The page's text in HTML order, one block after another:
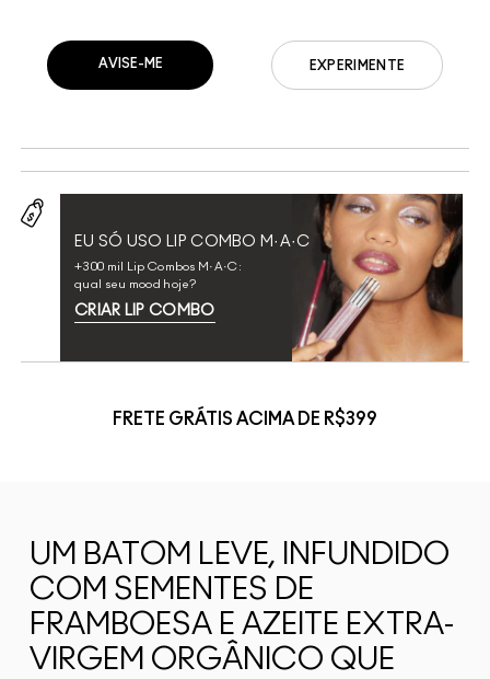
EU SÓ USO LIP COMBO M·A·C
+300 mil Lip Combos M·A·C:
qual seu mood hoje?
CRIAR LIP COMBO
EXPERIMENTE
AVISE-ME
FRETE GRÁTIS ACIMA DE R$399
UM BATOM LEVE, INFUNDIDO
COM SEMENTES DE
FRAMBOESA E AZEITE EXTRA-
VIRGEM ORGÂNICO QUE